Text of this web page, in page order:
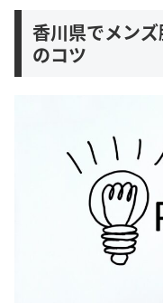
香川県でメン
のコツ